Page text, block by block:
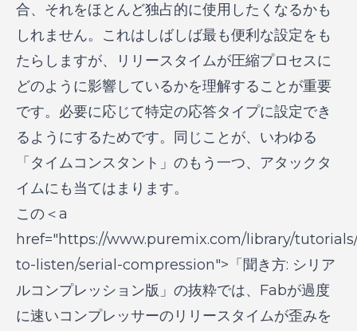
合、それをほとんど独占的に使用したくなるかも
しれません。これはしばしば最も便利な設定をも
たらしますが、リリースタイムが圧縮プロセスに
どのように影響しているかを理解することが重要
です。必要に応じて特定の応答タイプに設定でき
るようにするためです。同じことが、いわゆる
「タイムコンスタント」のもう一つ、アタックタ
イムにも当てはまります。
この＜a
href="https://www.puremix.com/library/
to-listen/serial-compression">「聞き方: シリア
ルコンプレッション版」の抜粋では、Fabが過度
に速いコンプレッサーのリリースタイムが歪みを